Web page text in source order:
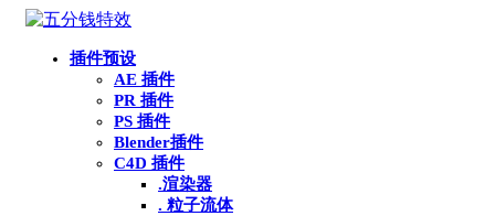
插件预设
AE 插件
PR 插件
PS 插件
Blender插件
C4D 插件
.渲染器
. 粒子流体